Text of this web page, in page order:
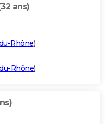
ans)
Rhône)
Rhône)